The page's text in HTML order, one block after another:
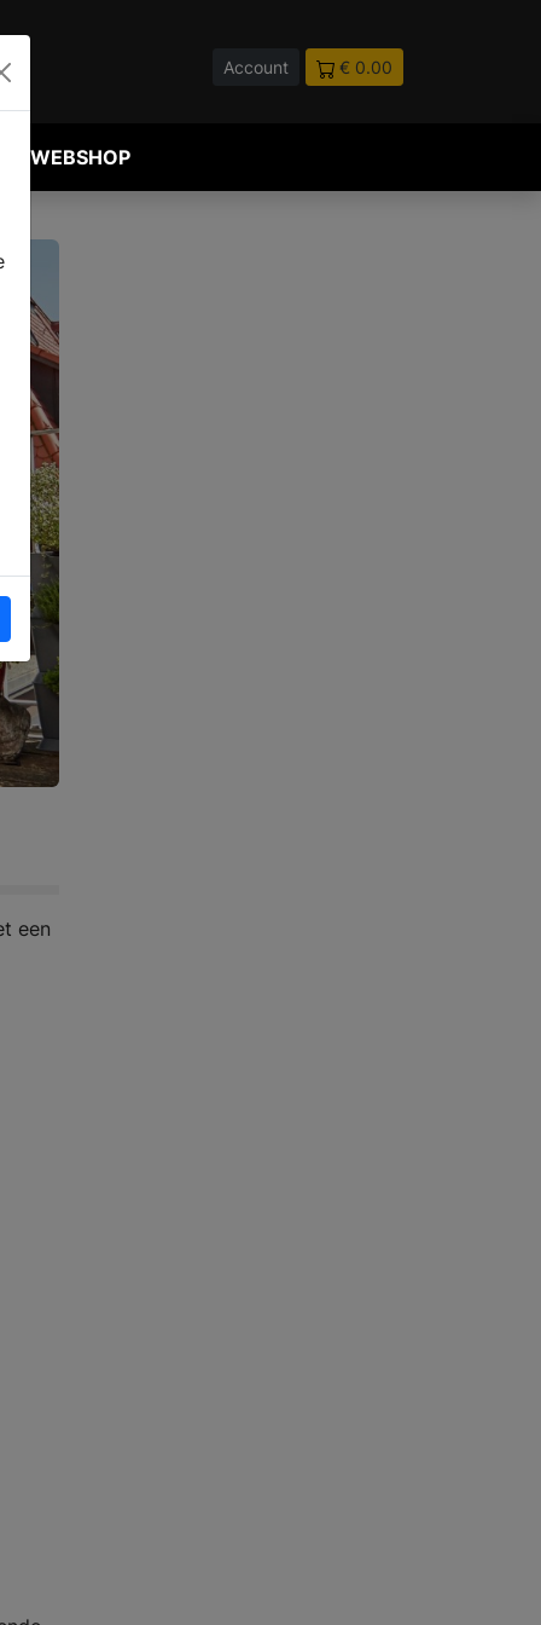
Account € 0.00
WEBSHOP
een